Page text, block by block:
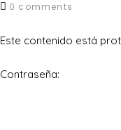
0 comments
Este contenido está
Contraseña: